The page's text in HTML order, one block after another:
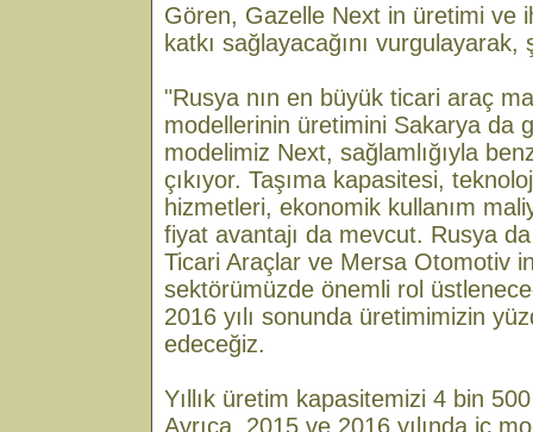
Gören, Gazelle Next in üretimi ve
katkı sağlayacağını vurgulayarak,
"Rusya nın en büyük ticari araç
modellerinin üretimini Sakarya da
modelimiz Next, sağlamlığıyla
çıkıyor. Taşıma kapasitesi,
hizmetleri, ekonomik kullanım
fiyat avantajı da mevcut. Rusya
Ticari Araçlar ve Mersa Otomotiv
sektörümüzde önemli rol
2016 yılı sonunda üretimimizin
edeceğiz.
Yıllık üretim kapasitemizi 4 bin
Ayrıca, 2015 ve 2016 yılında iç